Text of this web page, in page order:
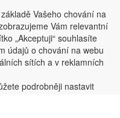
a.s. 2019
Vašeho chování na
Vám relevantní
„Akceptuji“ souhlasíte
údajů o chování na webu
sítích a v reklamních
podrobněji nastavit